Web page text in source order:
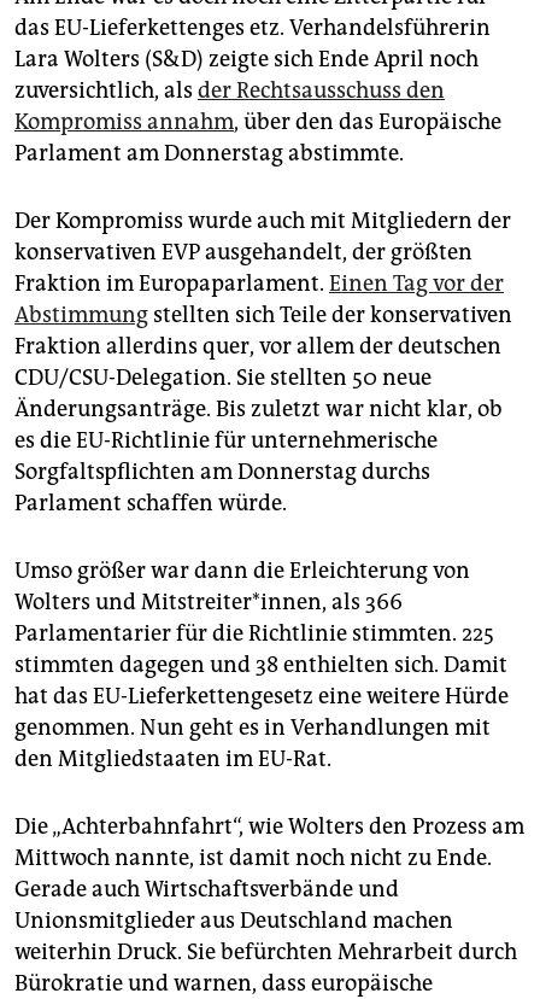
abo
genossenschaft
epaper login
das EU-Lieferkettenges etz. Verhandelsführerin
Lara Wolters (S&D) zeigte sich Ende April noch
zuversichtlich, als der Rechtsausschuss den
Kompromiss annahm, über den das Europäische
Parlament am Donnerstag abstimmte.
Der Kompromiss wurde auch mit Mitgliedern der
konservativen EVP ausgehandelt, der größten
Fraktion im Europaparlament. Einen Tag vor der
Abstimmung stellten sich Teile der konservativen
Fraktion allerdins quer, vor allem der deutschen
CDU/CSU-Delegation. Sie stellten 50 neue
Änderungsanträge. Bis zuletzt war nicht klar, ob
es die EU-Richtlinie für unternehmerische
Sorgfaltspflichten am Donnerstag durchs
Parlament schaffen würde.
Umso größer war dann die Erleichterung von
Wolters und Mit­strei­te­r*in­­nen, als 366
Parlamentarier für die Richtlinie stimmten. 225
stimmten dagegen und 38 enthielten sich. Damit
hat das EU-Lieferkettengesetz eine weitere Hürde
genommen. Nun geht es in Verhandlungen mit
den Mitgliedstaaten im EU-Rat.
Die „Achterbahnfahrt“, wie Wolters den Prozess am
Mittwoch nannte, ist damit noch nicht zu Ende.
Gerade auch Wirtschaftsverbände und
Unionsmitglieder aus Deutschland machen
weiterhin Druck. Sie befürchten Mehrarbeit durch
Bürokratie und warnen, dass europäische